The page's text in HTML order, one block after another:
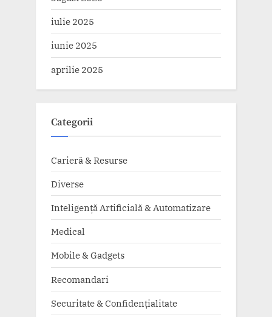
iulie 2025
iunie 2025
aprilie 2025
Categorii
Carieră & Resurse
Diverse
Inteligență Artificială & Automatizare
Medical
Mobile & Gadgets
Recomandari
Securitate & Confidențialitate